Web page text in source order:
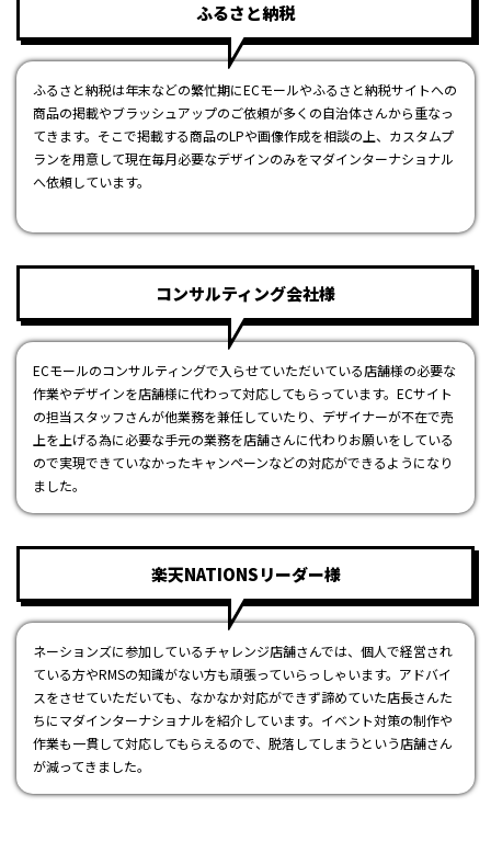
ふるさと納税
ふるさと納税は年末などの繁忙期にECモールやふるさと納税サイトへの
商品の掲載やブラッシュアップのご依頼が多くの自治体さんから重なっ
てきます。そこで掲載する商品のLPや画像作成を相談の上、カスタムプ
ランを用意して現在毎月必要なデザインのみをマダインターナショナル
へ依頼しています。
コンサルティング会社様
ECモールのコンサルティングで入らせていただいている店舗様の必要な
作業やデザインを店舗様に代わって対応してもらっています。ECサイト
の担当スタッフさんが他業務を兼任していたり、デザイナーが不在で売
上を上げる為に必要な手元の業務を店舗さんに代わりお願いをしている
ので実現できていなかったキャンペーンなどの対応ができるようになり
ました。
楽天NATIONSリーダー様
ネーションズに参加しているチャレンジ店舗さんでは、個人で経営され
ている方やRMSの知識がない方も頑張っていらっしゃいます。アドバイ
スをさせていただいても、なかなか対応ができず諦めていた店長さんた
ちにマダインターナショナルを紹介しています。イベント対策の制作や
作業も一貫して対応してもらえるので、脱落してしまうという店舗さん
が減ってきました。